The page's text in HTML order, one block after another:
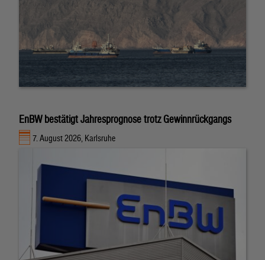
EnBW bestätigt Jahresprognose trotz Gewinnrückgangs
7. August 2026, Karlsruhe